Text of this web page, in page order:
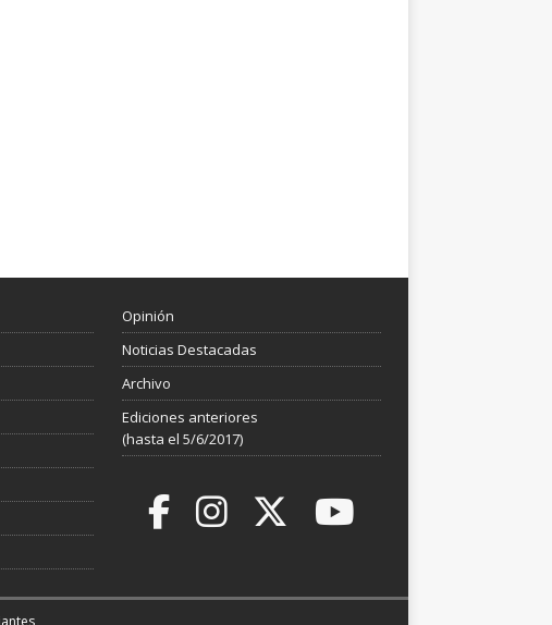
Opinión
Noticias Destacadas
Archivo
Ediciones anteriores
(hasta el 5/6/2017)